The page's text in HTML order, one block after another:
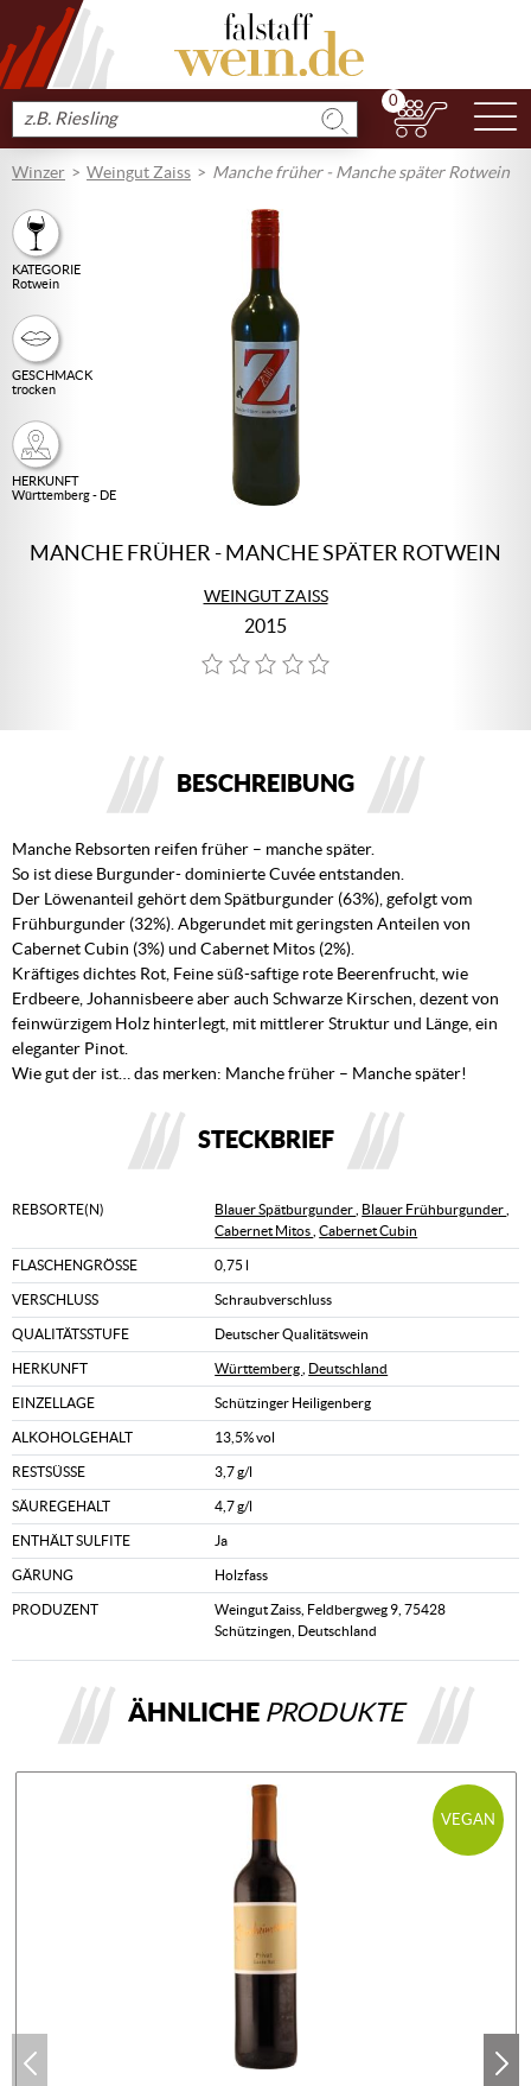
Produkt
suchen
0
Winzer Weingut Zaiss Manche früher - Manche später Rotwein
KATEGORIE
Rotwein
GESCHMACK
trocken
HERKUNFT
Württemberg - DE
MANCHE FRÜHER - MANCHE SPÄTER ROTWEIN
WEINGUT ZAISS
2015
BESCHREIBUNG
Manche Rebsorten reifen früher – manche später.
So ist diese Burgunder- dominierte Cuvée entstanden.
Der Löwenanteil gehört dem Spätburgunder (63%), gefolgt vom
Frühburgunder (32%). Abgerundet mit geringsten Anteilen von
Cabernet Cubin (3%) und Cabernet Mitos (2%).
Kräftiges dichtes Rot, Feine süß-saftige rote Beerenfrucht, wie
Erdbeere, Johannisbeere aber auch Schwarze Kirschen, dezent von
feinwürzigem Holz hinterlegt, mit mittlerer Struktur und Länge, ein
eleganter Pinot.
Wie gut der ist… das merken: Manche früher – Manche später!
STECKBRIEF
REBSORTE(N) Blauer Spätburgunder Blauer Frühburgunder
Cabernet Mitos ,Cabernet Cubin
FLASCHENGRÖSSE 0,75 l
VERSCHLUSS Schraubverschluss
QUALITÄTSSTUFE Deutscher Qualitätswein
HERKUNFT Württemberg Deutschland
EINZELLAGE Schützinger Heiligenberg
ALKOHOLGEHALT 13,5% vol
RESTSÜSSE 3,7 g/l
SÄUREGEHALT 4,7 g/l
ENTHÄLT SULFITE Ja
GÄRUNG Holzfass
PRODUZENT
Weingut Zaiss, Feldbergweg 9, 75428
Schützingen, Deutschland
ÄHNLICHE PRODUKTE
VEGAN